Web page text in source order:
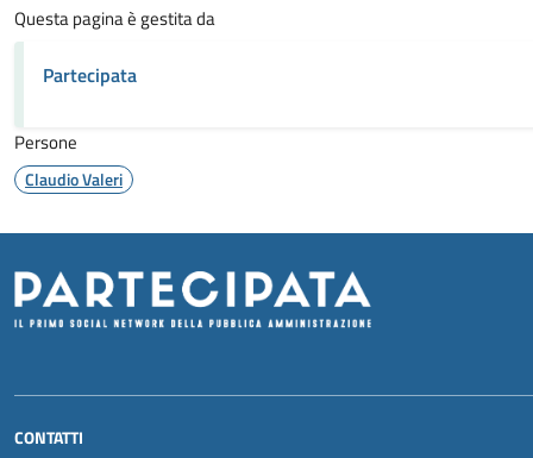
Questa pagina è gestita da
Partecipata
Persone
Claudio Valeri
CONTATTI